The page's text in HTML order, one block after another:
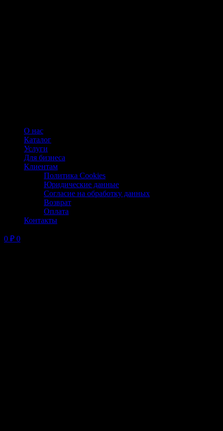
О нас
Каталог
Услуги
Для бизнеса
Клиентам
Политика Cookies
Юридические данные
Согласие на обработку данных
Возврат
Оплата
Контакты
0 ₽ 0